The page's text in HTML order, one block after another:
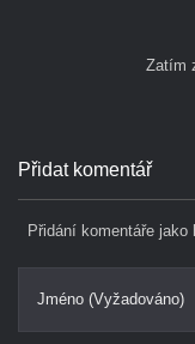
Zatím
Přidat komentář
Přidání komentáře jako
Jméno (Vyžadováno)